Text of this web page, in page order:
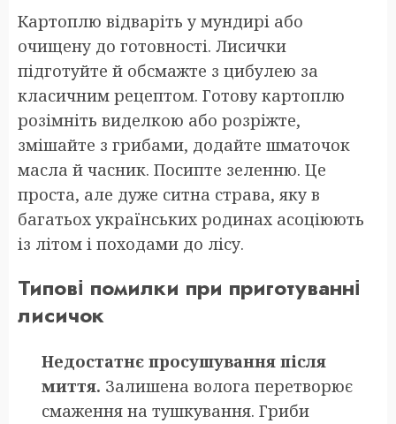
Картоплю відваріть у мундирі або
очищену до готовності. Лисички
підготуйте й обсмажте з цибулею за
класичним рецептом. Готову картоплю
розімніть виделкою або розріжте,
змішайте з грибами, додайте шматочок
масла й часник. Посипте зеленню. Це
проста, але дуже ситна страва, яку в
багатьох українських родинах асоціюють
із літом і походами до лісу.
Типові помилки при приготуванні
лисичок
Недостатнє просушування після
миття. Залишена волога перетворює
смаження на тушкування. Гриби